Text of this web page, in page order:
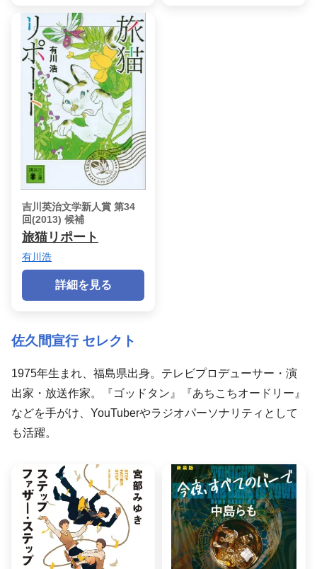
吉川英治文学新人賞 第34
回(2013) 候補
旅猫リポート
有川浩
詳細を見る
佐久間宣行 セレクト
1975年生まれ、福島県出身。テレビプロデューサー・演
出家・放送作家。『ゴッドタン』『あちこちオードリー』
などを手がけ、YouTuberやラジオパーソナリティとして
も活躍。